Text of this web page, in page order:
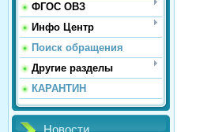
ФГОС ОВЗ
Инфо Центр
Поиск обращения
Другие разделы
КАРАНТИН